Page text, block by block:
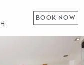
BOOK NOW